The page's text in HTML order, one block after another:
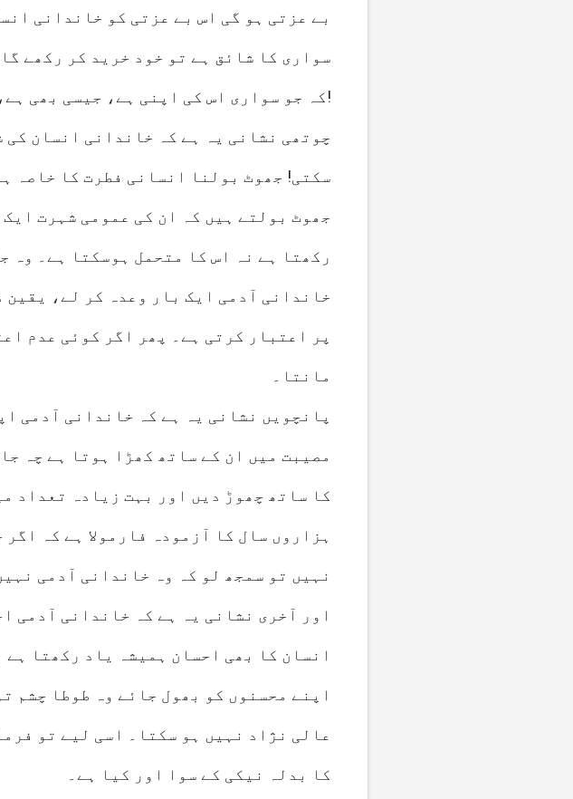
بے عزتی ہو گی اس بے عزتی کو خاندانی
سواری کا شائق ہے تو خود خرید کر رکھے
کہ جو سواری اس کی اپنی ہے، جیسی بھی ہے، اسی پر قناعت کرے!
چوتھی نشانی یہ ہے کہ خاندانی انسان
سکتی! جھوٹ بولنا انسانی فطرت کا خاصہ
جھوٹ بولتے ہیں کہ ان کی عمومی شہرت
رکھتا ہے نہ اس کا متحمل ہوسکتا ہے۔ وہ
خاندانی آدمی ایک بار وعدہ کر لے،
پر اعتبار کرتی ہے۔ پھر اگر کوئی عدم
مانتا۔
پانچویں نشانی یہ ہے کہ خاندانی آدمی
مصیبت میں ان کے ساتھ کھڑا ہوتا ہے چہ
کا ساتھ چھوڑ دیں اور بہت زیادہ تعداد
ہزاروں سال کا آزمودہ فارمولا ہے کہ
نہیں تو سمجھ لو کہ وہ خاندانی آدمی
اور آخری نشانی یہ ہے کہ خاندانی آدمی
انسان کا بھی احسان ہمیشہ یاد رکھتا
اپنے محسنوں کو بھول جائے وہ طوطا چشم
عالی نژاد نہیں ہو سکتا۔ اسی لیے تو
کا بدلہ نیکی کے سوا اور کیا ہے۔